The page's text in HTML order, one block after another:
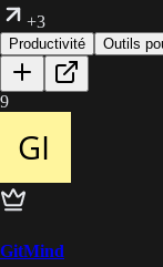
+3
Productivité Outils
9
GitMind